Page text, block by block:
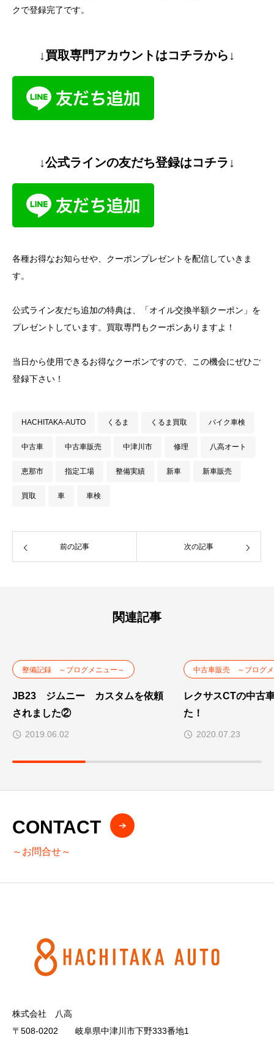
クで登録完了です。
↓買取専門アカウントはコチラから↓
↓公式ラインの友だち登録はコチラ↓
各種お得なお知らせや、クーポンプレゼントを配信していきま
す。
公式ライン友だち追加の特典は、「オイル交換半額クーポン」を
プレゼントしています。買取専門もクーポンありますよ！
当日から使用できるお得なクーポンですので、この機会にぜひご
登録下さい！
HACHITAKA-AUTO くるま くるま買取 バイク車検
中古車 中古車販売 中津川市 修理 八高オート
恵那市 指定工場 整備実績 新車 新車販売
買取 車 車検
前の記事 次の記事
関連記事
整備記録 ～ブログメニュー～
JB23 ジムニー カスタムを依頼
されました②
2019.06.02
中古車販売 ～ブログ
レクサスCTの中古
た！
2020.07.23
CONTACT
～お問合せ～
株式会社 八高
〒508-0202 岐阜県中津川市下野333番地1